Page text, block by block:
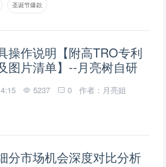
圣诞节爆款
操作说明【附高TRO专利
图片清单】--月亮树自研
5237 0 作者：月亮姐
分市场机会深度对比分析